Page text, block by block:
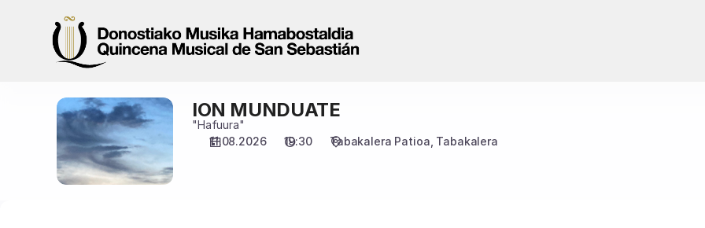
[Tabakalera
MUNDUATE]
ION
MUNDUATE
ION MUNDUATE
"Hafuura"
11.08.2026
19:30 Tabakalera Patioa Tabakalera